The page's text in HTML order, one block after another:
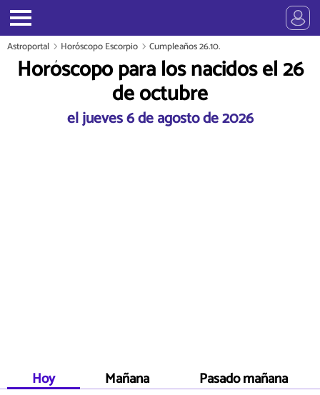
Astroportal Horóscopo Escorpio Cumpleaños 26.10.
Horóscopo para los nacidos el 26
de octubre
el jueves 6 de agosto de 2026
Hoy Mañana Pasado mañana